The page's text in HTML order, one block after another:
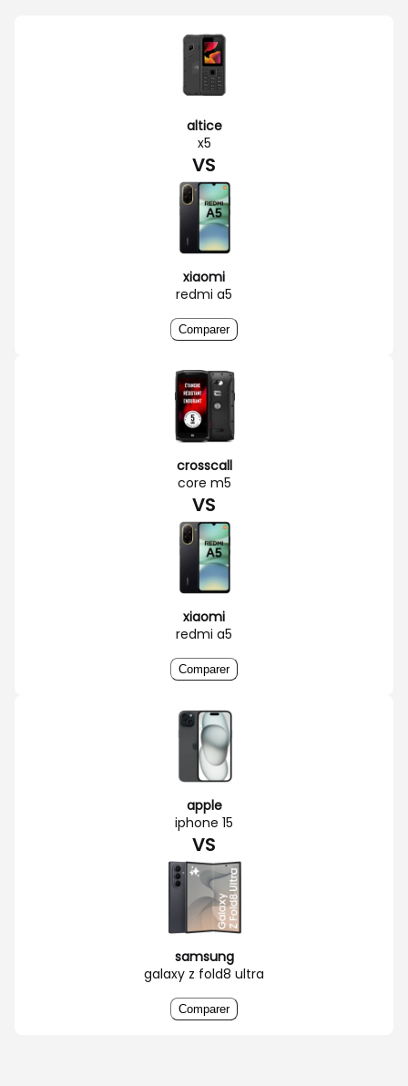
altice
x5
VS
xiaomi
redmi a5
Comparer
crosscall
core m5
VS
xiaomi
redmi a5
Comparer
apple
iphone 15
VS
samsung
galaxy z fold8 ultra
Comparer